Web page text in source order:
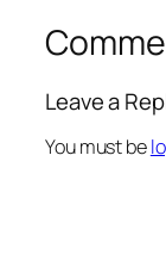
Leave a
You must be